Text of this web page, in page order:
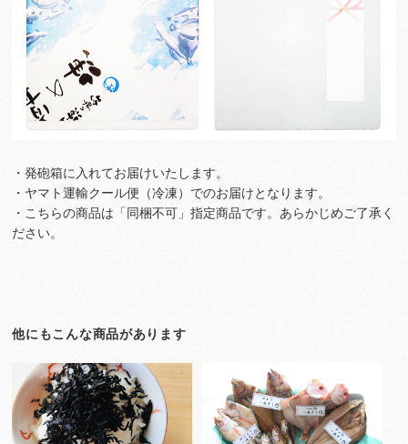
・発砲箱に入れてお届けいたします。
・ヤマト運輸クール便（冷凍）でのお届けとなります。
・こちらの商品は「同梱不可」指定商品です。あらかじめご了承く
ださい。
他にもこんな商品があります